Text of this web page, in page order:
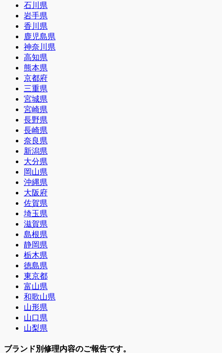
石川県
岩手県
香川県
鹿児島県
神奈川県
高知県
熊本県
京都府
三重県
宮城県
宮崎県
長野県
長崎県
奈良県
新潟県
大分県
岡山県
沖縄県
大阪府
佐賀県
埼玉県
滋賀県
島根県
静岡県
栃木県
徳島県
東京都
富山県
和歌山県
山形県
山口県
山梨県
ブランド別修理内容のご報告です。